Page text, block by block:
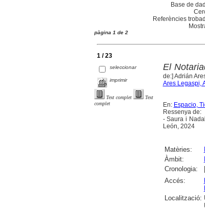
Base de
Referències
pàgina 1 de 2
1 / 23
seleccionar
imprimir
Text complet
Text
complet
El
de:] Adrián
Ares Legaspi,
En: Espacio,
Ressenya de:
- Saura i
León, 2024
Matèries:
Àmbit:
Cronologia:
Accés:
Localització: